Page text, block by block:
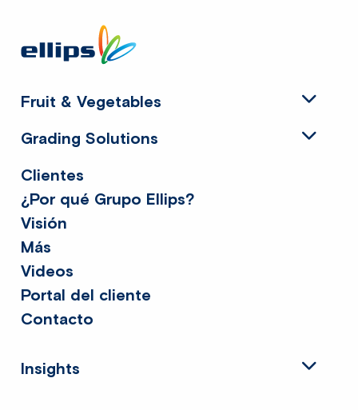
footer
Clientes
¿Por qué Grupo Ellips?
Visión
Más
Videos
Portal del cliente
Contacto
Insights
Fruit & Vegetables
Grading Solutions